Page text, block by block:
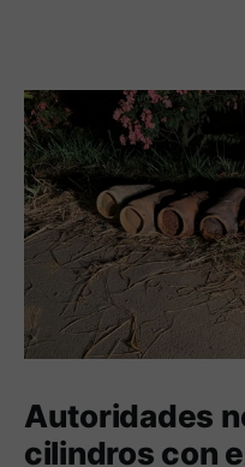
Autoridades
cilindros con